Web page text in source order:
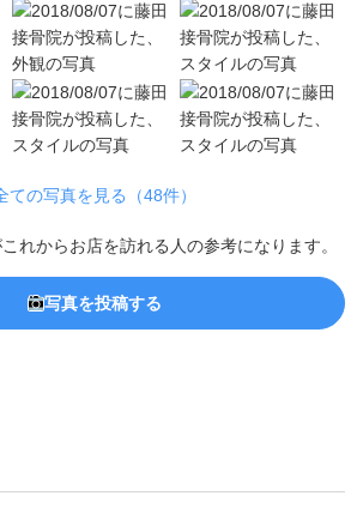
ての写真を見る（48件）
れからお店を訪れる人の参考になります。
写真を投稿する